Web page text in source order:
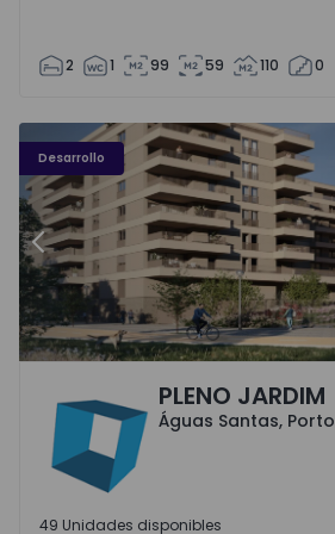
2 1 99 59 110 0
Desarrollo
PLENO JARDIM - 3
Anterior
Águas Santas, PortoPLENO JARDIM
Águas Santas, Porto
49 Unidades disponibles